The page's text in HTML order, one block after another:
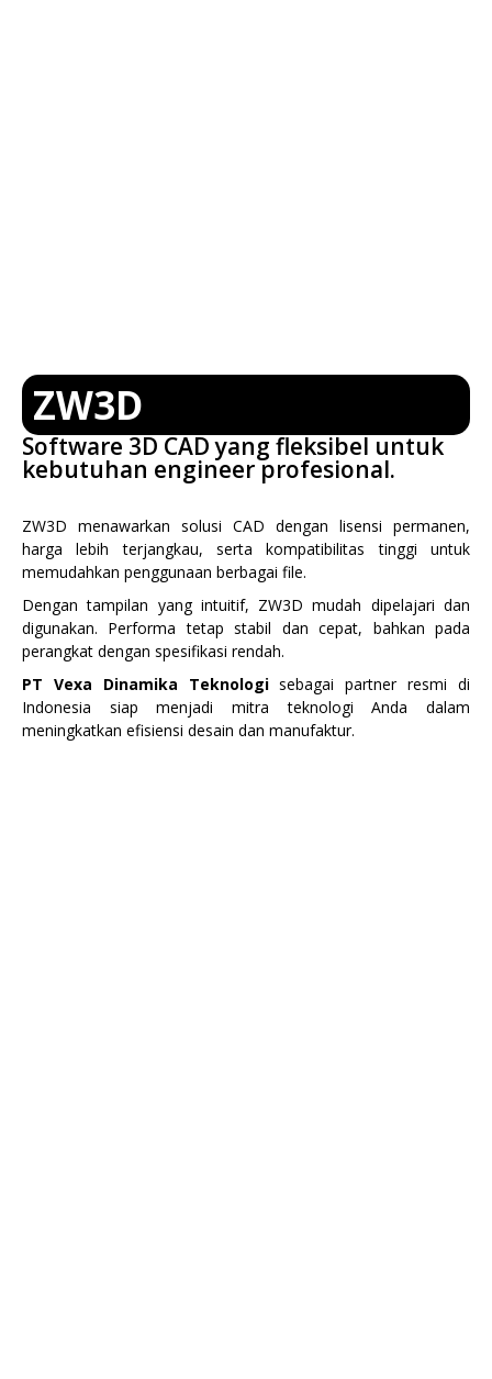
ZW3D
Software 3D CAD yang fleksibel untuk
kebutuhan engineer profesional.
ZW3D menawarkan solusi CAD dengan lisensi permanen,
harga lebih terjangkau, serta kompatibilitas tinggi untuk
memudahkan penggunaan berbagai file.
Dengan tampilan yang intuitif, ZW3D mudah dipelajari dan
digunakan. Performa tetap stabil dan cepat, bahkan pada
perangkat dengan spesifikasi rendah.
PT Vexa Dinamika Teknologisebagai partner resmi di
Indonesia siap menjadi mitra teknologi Anda dalam
meningkatkan efisiensi desain dan manufaktur.